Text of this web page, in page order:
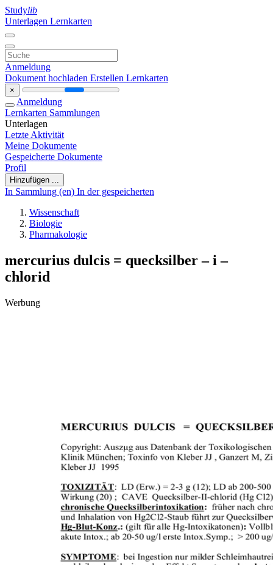
Studylib
Unterlagen Lernkarten
Anmeldung
Dokument hochladen Erstellen Lernkarten
×
Anmeldung
Lernkarten Sammlungen
Unterlagen
Letzte Aktivität
Meine Dokumente
Gespeicherte Dokumente
Profil
Hinzufügen ...
In Sammlung (en) In der gespeicherten
Wissenschaft
Biologie
Pharmakologie
mercurius dulcis = quecksilber – i –
chlorid
Werbung